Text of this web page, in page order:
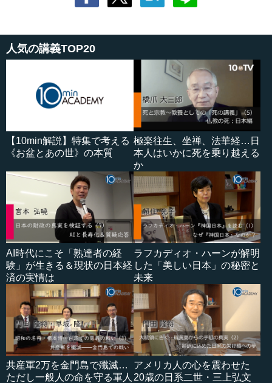
人気の講義TOP20
【10min解説】特集で考える
《お盆とあの世》の本質
極楽往生、坐禅、法華経…日
本人はいかに死を乗り越える
か
AI時代にこそ「熟達者の経
験」が生きる＆現状の日本経
済の実情は
ラフカディオ・ハーンが解明
した「美しい日本」の秘密と
未来
共産軍2万を金門島で殲滅…
ただし一般人の命を守る軍人
アメリカ人の心を震わせた
20歳の日系二世・三上弘文